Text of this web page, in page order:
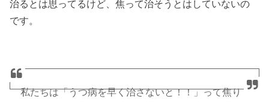
治るとは思ってるけど、焦って治そうとはしていないの
です。
私たちは「うつ病を早く治さないと！！」って焦り